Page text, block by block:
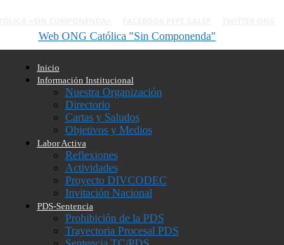
Web ONG Católica "Sin Componenda"
Inicio
Información Institucional
Nuestra Organización
Directorio
Cartas y Saludos
Objetivos y Medios
Labor Activa
Reflexiones
Actividades
Proyecto DIVCODEC
Invitación Nacional
PDS-Sentencia
Prohibición de la PDS
Trayectoria Procesal PDS